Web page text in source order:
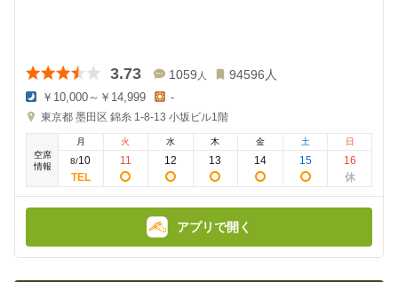
3.73 1059 人 94596 人
夜
の
￥10,000～￥14,999
の
額
-
東京都 墨田区 錦糸 1-8-13 小坂ビル1階
空席
情報
月
8/10
火
11
水
12
木
13
金
14
土
15
日
16
アプリで開く